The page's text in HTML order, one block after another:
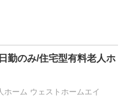
勤のみ/住宅型有料老人ホ
ーム ウェストホームエイ